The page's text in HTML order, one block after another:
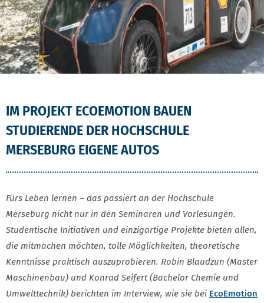
IM PROJEKT ECOEMOTION BAUEN
STUDIERENDE DER HOCHSCHULE
MERSEBURG EIGENE AUTOS
Fürs Leben lernen – das passiert an der Hochschule
Merseburg nicht nur in den Seminaren und Vorlesungen.
Studentische Initiativen und einzigartige Projekte bieten allen,
die mitmachen möchten, tolle Möglichkeiten, theoretische
Kenntnisse praktisch auszuprobieren. Robin Blaudzun (Master
Maschinenbau) und Konrad Seifert (Bachelor Chemie und
Umwelttechnik) berichten im Interview, wie sie bei EcoEmotion